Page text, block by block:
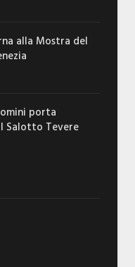
alla Mostra del
porta
Salotto Tevere